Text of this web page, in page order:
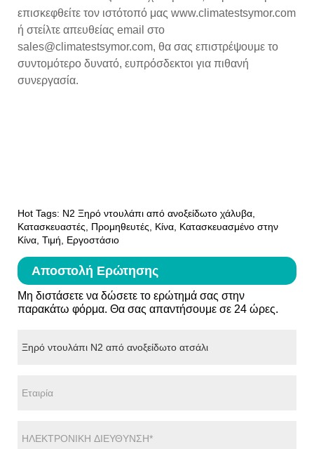
επισκεφθείτε τον ιστότοπό μας www.climatestsymor.com
ή στείλτε απευθείας email στο
sales@climatestsymor.com, θα σας επιστρέψουμε το
συντομότερο δυνατό, ευπρόσδεκτοι για πιθανή
συνεργασία.
Hot Tags: N2 Ξηρό ντουλάπι από ανοξείδωτο χάλυβα,
Κατασκευαστές, Προμηθευτές, Κίνα, Κατασκευασμένο στην
Κίνα, Τιμή, Εργοστάσιο
Αποστολή Ερώτησης
Μη διστάσετε να δώσετε το ερώτημά σας στην
παρακάτω φόρμα. Θα σας απαντήσουμε σε 24 ώρες.